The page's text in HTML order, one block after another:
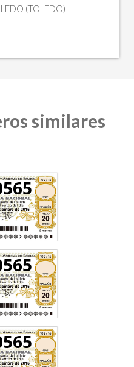
(TOLEDO)
similares